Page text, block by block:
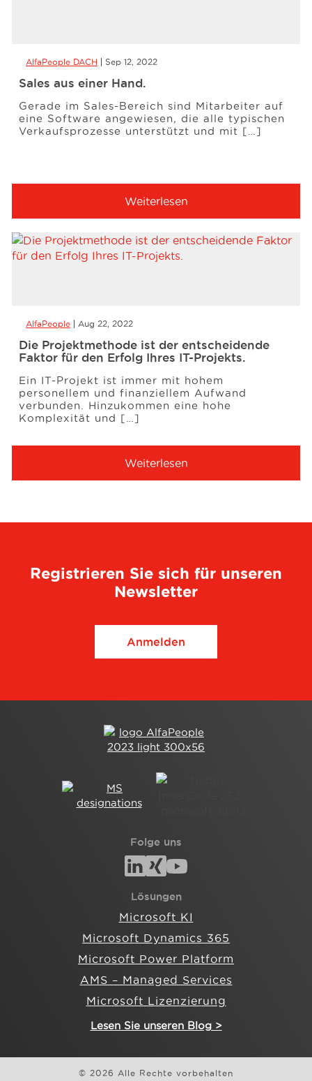
AlfaPeople DACH Sep 12, 2022
Sales aus einer Hand.
Gerade im Sales-Bereich sind Mitarbeiter auf
eine Software angewiesen, die alle typischen
Verkaufsprozesse unterstützt und mit […]
Weiterlesen
AlfaPeople Aug 22, 2022
Die Projektmethode ist der entscheidende
Faktor für den Erfolg Ihres IT-Projekts.
Ein IT-Projekt ist immer mit hohem
personellem und finanziellem Aufwand
verbunden. Hinzukommen eine hohe
Komplexität und […]
Weiterlesen
Registrieren Sie sich für unseren
Newsletter
Anmelden
Folge uns
Lösungen
Microsoft KI
Microsoft Dynamics 365
Microsoft Power Platform
AMS – Managed Services
Microsoft Lizenzierung
Lesen Sie unseren Blog >
© 2026 Alle Rechte vorbehalten